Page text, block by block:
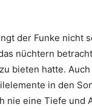
der Funke nicht
das nüchtern
bieten hatte.
in den
nie eine Tiefe und